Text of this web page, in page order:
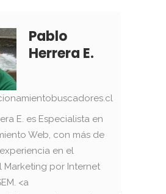
Pablo
Herrera E.
E. es Especialista en
Web, con más de
en el
Marketing por Internet
<a